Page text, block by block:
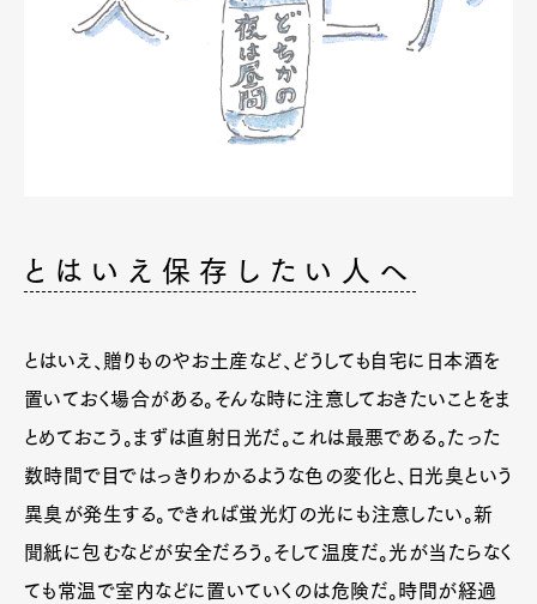
とはいえ保存したい人へ
とはいえ、贈りものやお土産など、どうしても自宅に日本酒を
置いておく場合がある。そんな時に注意しておきたいことをま
とめておこう。まずは直射日光だ。これは最悪である。たった
数時間で目ではっきりわかるような色の変化と、日光臭という
異臭が発生する。できれば蛍光灯の光にも注意したい。新
聞紙に包むなどが安全だろう。そして温度だ。光が当たらなく
ても常温で室内などに置いていくのは危険だ。時間が経過